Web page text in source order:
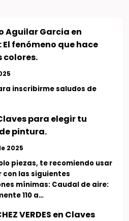
Aguilar Garcia en
fenómeno que hace
colores.
inscribirme saludos de
para elegir tu
pintura.
2025
piezas, te recomiendo usar
con las siguientes
mínimas: Caudal de aire:
110 a…
VERDES en Claves